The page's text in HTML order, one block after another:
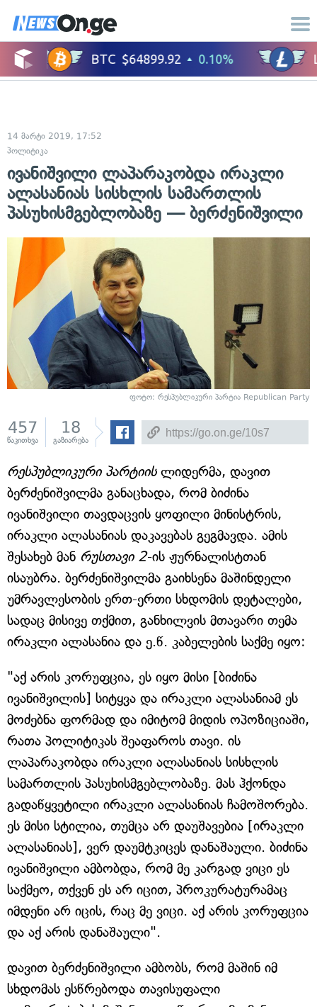
14 მარტი 2019, 17:52
პოლიტიკა
ივანიშვილი ლაპარაკობდა ირაკლი
ალასანიას სისხლის სამართლის
პასუხისმგებლობაზე — ბერძენიშვილი
ფოტო: რესპუბლიკური პარტია Republican Party
457
წაკითხვა
18
გაზიარება
რესპუბლიკური პარტიისლიდერმა, დავით
ბერძენიშვილმა განაცხადა, რომ ბიძინა
ივანიშვილი თავდაცვის ყოფილი მინისტრის,
ირაკლი ალასანიას დაკავებას გეგმავდა. ამის
შესახებ მან რუსთავი 2-ის ჟურნალისტთან
ისაუბრა. ბერძენიშვილმა გაიხსენა მაშინდელი
უმრავლესობის ერთ-ერთი სხდომის დეტალები,
სადაც მისივე თქმით, განხილვის მთავარი თემა
ირაკლი ალასანია და ე.წ. კაბელების საქმე იყო:
"აქ არის კორუფცია, ეს იყო მისი [ბიძინა
ივანიშვილის] სიტყვა და ირაკლი ალასანიამ ეს
მოძებნა ფორმად და იმიტომ მიდის ოპოზიციაში,
რათა პოლიტიკას შეაფაროს თავი. ის
ლაპარაკობდა ირაკლი ალასანიას სისხლის
სამართლის პასუხისმგებლობაზე. მას ჰქონდა
გადაწყვეტილი ირაკლი ალასანიას ჩამოშორება.
ეს მისი სტილია, თუმცა არ დაუშავებია [ირაკლი
ალასანიას], ვერ დაუმტკიცეს დანაშაული. ბიძინა
ივანიშვილი ამბობდა, რომ მე კარგად ვიცი ეს
საქმეო, თქვენ ეს არ იცით, პროკურატურამაც
იმდენი არ იცის, რაც მე ვიცი. აქ არის კორუფცია
და აქ არის დანაშაული".
დავით ბერძენიშვილი ამბობს, რომ მაშინ იმ
სხდომას ესწრებოდა თავისუფალი